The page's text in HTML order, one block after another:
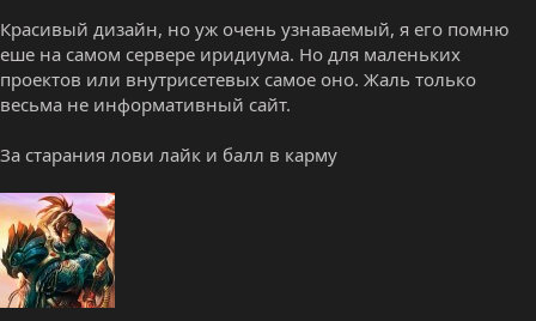
Красивый дизайн, но уж очень узнаваемый, я его помню
еше на самом сервере иридиума. Но для маленьких
проектов или внутрисетевых самое оно. Жаль только
весьма не информативный сайт.
За старания лови лайк и балл в карму